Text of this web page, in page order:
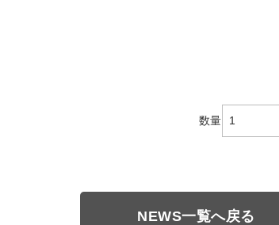
数量
NEWS一覧へ戻る